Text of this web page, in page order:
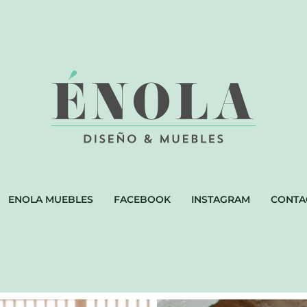
ENOLA MUEBLES FACEBOOK INSTAGRAM